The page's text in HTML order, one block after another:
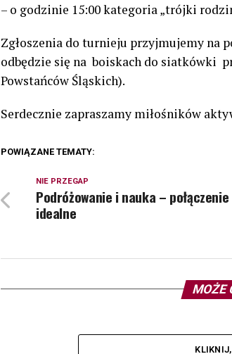
– o godzinie 15:00 kategoria „trójki
Zgłoszenia do turnieju przyjmujemy na
odbędzie się na boiskach do siatkówki
Powstańców Śląskich).
Serdecznie zapraszamy miłośników
POWIĄZANE TEMATY:
NIE PRZEGAP
Podróżowanie i nauka – połączenie
idealne
MOŻE